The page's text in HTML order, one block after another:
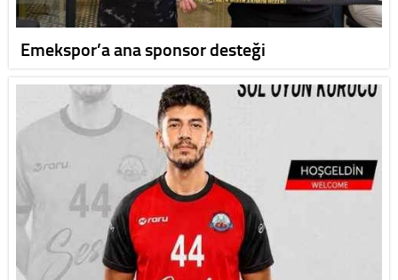
Emekspor’a ana sponsor desteği